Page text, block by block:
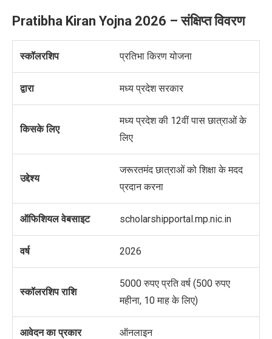
Pratibha Kiran Yojna 2026 –संक्षिप्त विवरण
स्कॉलरशिप प्रतिभा किरण योजना
द्वारा मध्य प्रदेश सरकार
किसके लिए
मध्य प्रदेश की 12वीं पास छात्राओं के
लिए
उद्देश्य
जरूरतमंद छात्राओं को शिक्षा के मदद
प्रदान करना
ऑफिशियल वेबसाइट scholarshipportal.mp.nic.in
वर्ष 2026
स्कॉलरशिप राशि
5000 रुपए प्रति वर्ष (500 रुपए
महीना, 10 माह के लिए)
आवेदन का प्रकार ऑनलाइन